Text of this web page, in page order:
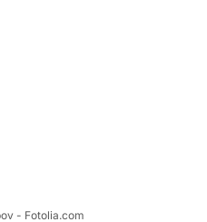
- Fotolia.com